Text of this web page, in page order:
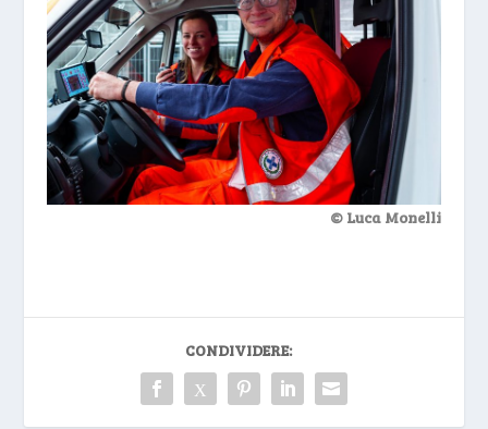
© Luca Monelli
CONDIVIDERE: